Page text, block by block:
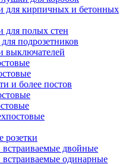
для кирпичных и бетонных
для полых стен
подрозетников
выключателей
и более постов
розетки
встраиваемые двойные
встраиваемые одинарные